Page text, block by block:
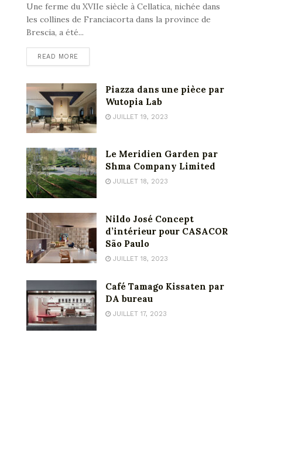
Une ferme du XVIIe siècle à Cellatica, nichée dans
les collines de Franciacorta dans la province de
Brescia, a été...
READ MORE
Piazza dans une pièce par
Wutopia Lab
JUILLET 19, 2023
Le Meridien Garden par
Shma Company Limited
JUILLET 18, 2023
Nildo José Concept
d’intérieur pour CASACOR
São Paulo
JUILLET 18, 2023
Café Tamago Kissaten par
DA bureau
JUILLET 17, 2023